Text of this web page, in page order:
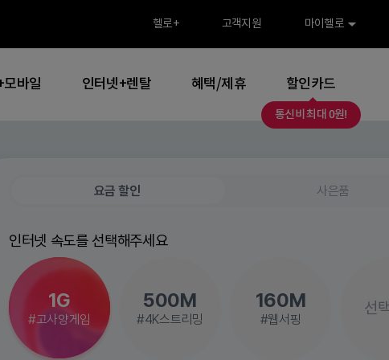
헬로+ 고객지원 마이헬로
모바일 인터넷+렌탈 혜택/제휴 할인카드
통신비 최대 0원!
요금 할인 사은품
인터넷 속도를 선택해주세요
1G
#고사양게임
500M
#4K스트리밍
160M
#웹서핑
선